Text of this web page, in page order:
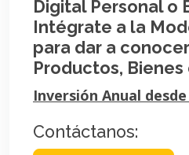
Digital Personal o
Intégrate a la
para dar a
Productos, Bienes
Inversión Anual desde
Contáctanos: